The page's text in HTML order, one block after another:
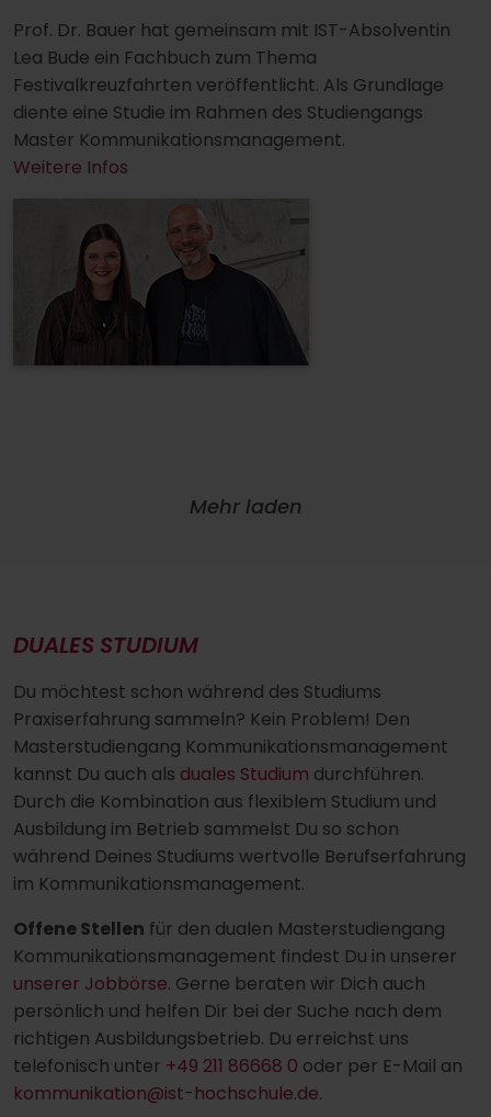
Prof. Dr. Bauer hat gemeinsam mit IST-Absolventin
Lea Bude ein Fachbuch zum Thema
Festivalkreuzfahrten veröffentlicht. Als Grundlage
diente eine Studie im Rahmen des Studiengangs
Master Kommunikationsmanagement.
Weitere Infos
Mehr laden
DUALES STUDIUM
Du möchtest schon während des Studiums
Praxiserfahrung sammeln? Kein Problem! Den
Masterstudiengang Kommunikationsmanagement
kannst Du auch als duales Studium durchführen.
Durch die Kombination aus flexiblem Studium und
Ausbildung im Betrieb sammelst Du so schon
während Deines Studiums wertvolle Berufserfahrung
im Kommunikationsmanagement.
Offene Stellen für den dualen Masterstudiengang
Kommunikationsmanagement findest Du in unserer
unserer Jobbörse. Gerne beraten wir Dich auch
persönlich und helfen Dir bei der Suche nach dem
richtigen Ausbildungsbetrieb. Du erreichst uns
telefonisch unter +49 211 86668 0 oder per E-Mail an
kommunikation@ist-hochschule.de.